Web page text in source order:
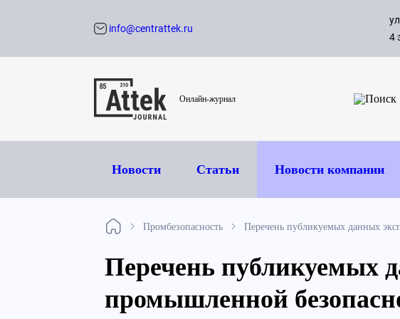
info@centrattek.ru
4
Онлайн-журнал
Новости Статьи Новости компании
Промбезопасность Перечень публикуемых данных
Перечень публикуемых
промышленной